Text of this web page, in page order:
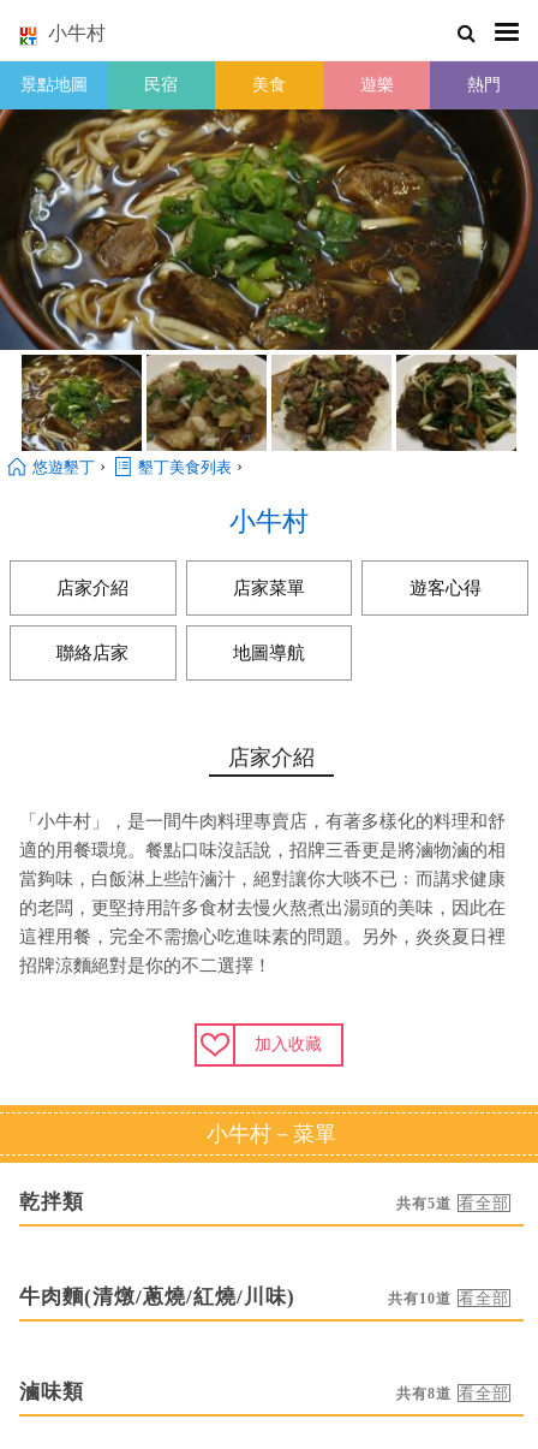
小牛村
景點地圖 民宿 美食 遊樂 熱門
悠遊墾丁 › 墾丁美食列表 ›
小牛村
店家介紹 店家菜單 遊客心得
聯絡店家 地圖導航
店家介紹
「小牛村」，是一間牛肉料理專賣店，有著多樣化的料理和舒
適的用餐環境。餐點口味沒話說，招牌三香更是將滷物滷的相
當夠味，白飯淋上些許滷汁，絕對讓你大啖不已﹔而講求健康
的老闆，更堅持用許多食材去慢火熬煮出湯頭的美味，因此在
這裡用餐，完全不需擔心吃進味素的問題。另外，炎炎夏日裡
招牌涼麵絕對是你的不二選擇！
加入收藏
小牛村－菜單
乾拌類 共有5道
牛肉麵(清燉/蔥燒/紅燒/川味) 共有10道
滷味類 共有8道